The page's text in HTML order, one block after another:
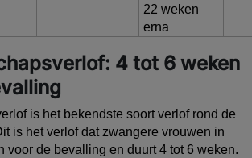
22 weken
erna
4 tot 6 weken
is het bekendste soort verlof rond de
is het verlof dat zwangere vrouwen in
voor de bevalling en duurt 4 tot 6 weken.